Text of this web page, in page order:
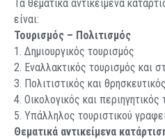
Τα θεματικά αντικείμενα
είναι:
Τουρισμός – Πολιτισμός
1. Δημιουργικός τουρισμός
2. Εναλλακτικός τουρισμός και
3. Πολιτιστικός και
4. Οικολογικός και περιηγητικός
5. Υπάλληλος τουριστικού
Θεματικά αντικείμενα